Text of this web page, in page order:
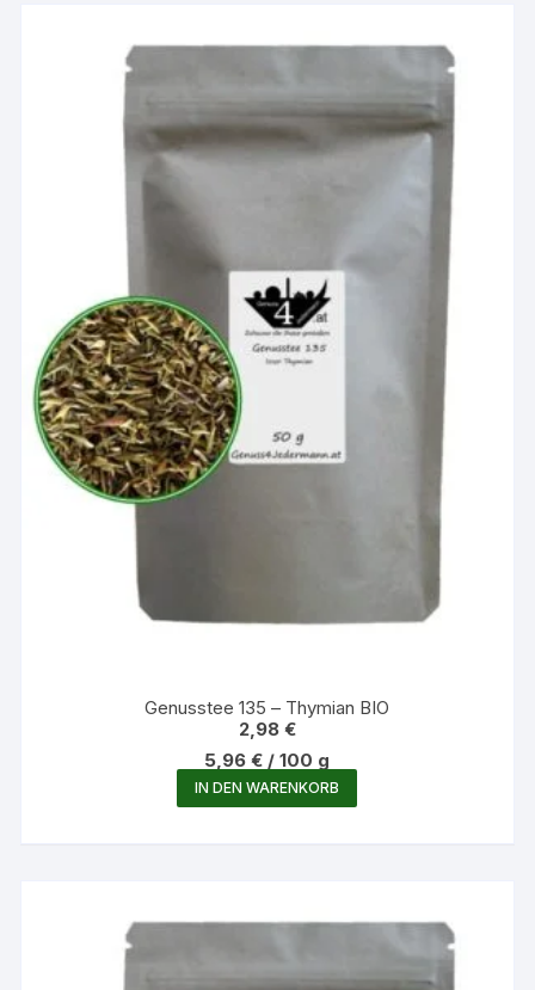
Genusstee 135 – Thymian BIO
2,98 €
5,96€ /100 g
IN DEN WARENKORB